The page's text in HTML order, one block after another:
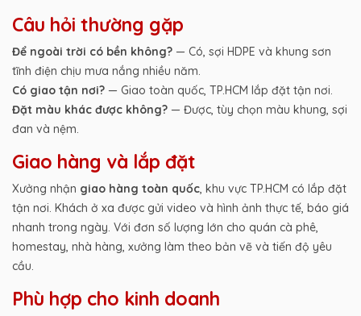
Câu hỏi thường gặp
Để ngoài trời có bền không? — Có, sợi HDPE và khung sơn
tĩnh điện chịu mưa nắng nhiều năm.
Có giao tận nơi? — Giao toàn quốc, TP.HCM lắp đặt tận nơi.
Đặt màu khác được không? — Được, tùy chọn màu khung, sợi
đan và nệm.
Giao hàng và lắp đặt
Xưởng nhận giao hàng toàn quốc , khu vực TP.HCM có lắp đặt
tận nơi. Khách ở xa được gửi video và hình ảnh thực tế, báo giá
nhanh trong ngày. Với đơn số lượng lớn cho quán cà phê,
homestay, nhà hàng, xưởng làm theo bản vẽ và tiến độ yêu
cầu.
Phù hợp cho kinh doanh